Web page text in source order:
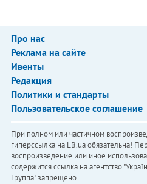
Про нас
Реклама на сайте
Ивенты
Редакция
Политики и стандарты
Пользовательское соглашение
При полном или частичном
гиперссылка на LB.ua обязательна!
воспроизведение или иное
содержится ссылка на агентство
Группа" запрещено.